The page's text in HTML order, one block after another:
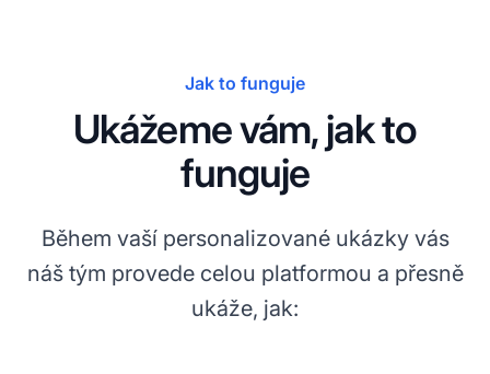
Jak to funguje
Ukážeme vám, jak to
funguje
Během vaší personalizované ukázky vás
náš tým provede celou platformou a přesně
ukáže, jak: